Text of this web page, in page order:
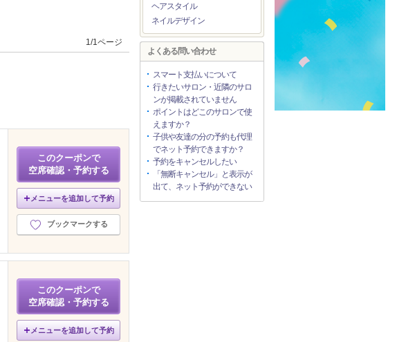
1/1ページ
このクーポンで
空席確認・予約する
メニューを追加して予約
ブックマークする
このクーポンで
空席確認・予約する
メニューを追加して予約
ヘアスタイル
ネイルデザイン
よくある問い合わせ
スマート支払いについて
行きたいサロン・近隣のサロ
ンが掲載されていません
ポイントはどこのサロンで使
えますか？
子供や友達の分の予約も代理
でネット予約できますか？
予約をキャンセルしたい
「無断キャンセル」と表示が
出て、ネット予約ができない